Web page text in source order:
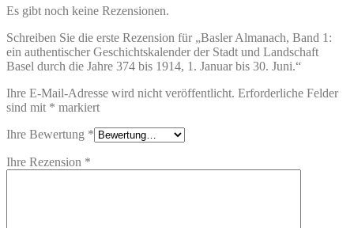
Es gibt noch keine Rezensionen.
Schreiben Sie die erste Rezension für „Basler Almanach, Band 1:
ein authentischer Geschichtskalender der Stadt und Landschaft
Basel durch die Jahre 374 bis 1914, 1. Januar bis 30. Juni.“
Ihre E-Mail-Adresse wird nicht veröffentlicht. Erforderliche Felder
sind mit * markiert
Ihre Bewertung *
Ihre Rezension *